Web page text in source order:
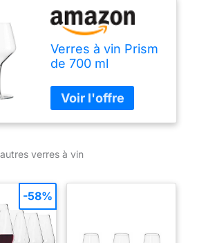
Verres à vin Prism
de 700 ml
verres à vin
-58%